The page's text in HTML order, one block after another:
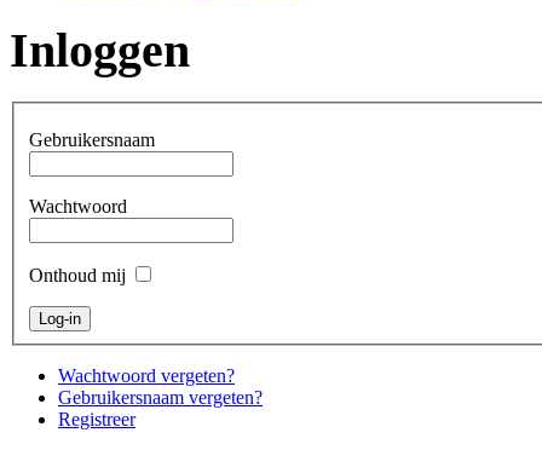
Inloggen
Gebruikersnaam
Wachtwoord
Onthoud mij
Wachtwoord vergeten?
Gebruikersnaam vergeten?
Registreer